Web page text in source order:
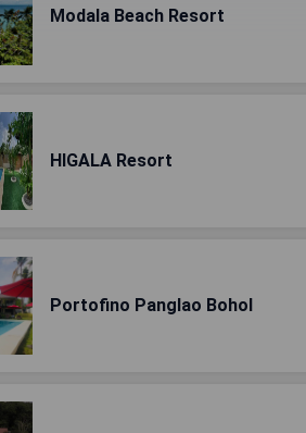
Modala Beach Resort
HIGALA Resort
Portofino Panglao Bohol